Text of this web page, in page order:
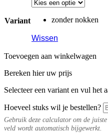
Variant zonder nokken
Wissen
Toevoegen aan winkelwagen
Bereken hier uw prijs
Selecteer een variant en vul het
Hoeveel stuks wil je bestellen?
Gebruik deze calculator om de
veld wordt automatisch bijgewerkt.